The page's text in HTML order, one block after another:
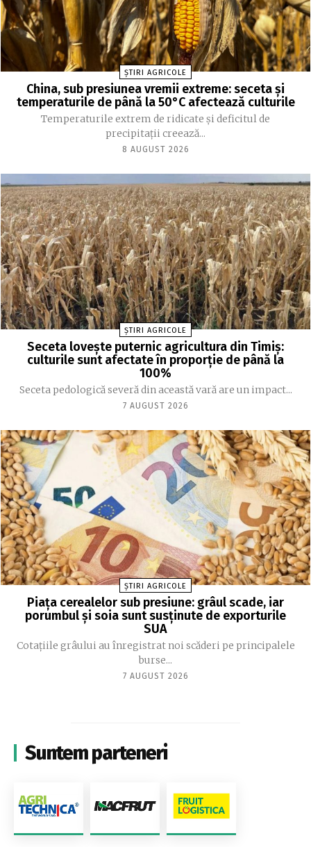
ȘTIRI AGRICOLE
China, sub presiunea vremii extreme: seceta și
temperaturile de până la 50°C afectează culturile
Temperaturile extrem de ridicate și deficitul de
precipitații creează...
8 AUGUST 2026
ȘTIRI AGRICOLE
Seceta lovește puternic agricultura din Timiș:
culturile sunt afectate în proporție de până la
100%
Seceta pedologică severă din această vară are un impact...
7 AUGUST 2026
ȘTIRI AGRICOLE
Piața cerealelor sub presiune: grâul scade, iar
porumbul și soia sunt susținute de exporturile
SUA
Cotațiile grâului au înregistrat noi scăderi pe principalele
burse...
7 AUGUST 2026
Suntem parteneri